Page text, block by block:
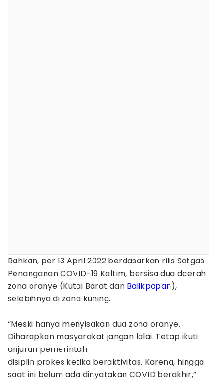
Bahkan, per 13 April 2022 berdasarkan rilis Satgas
Penanganan COVID-19 Kaltim, bersisa dua daerah
zona oranye (Kutai Barat dan Balikpapan),
selebihnya di zona kuning.
“Meski hanya menyisakan dua zona oranye.
Diharapkan masyarakat jangan lalai. Tetap ikuti
anjuran pemerintah
disiplin prokes ketika beraktivitas. Karena, hingga
saat ini belum ada dinyatakan COVID berakhir,”